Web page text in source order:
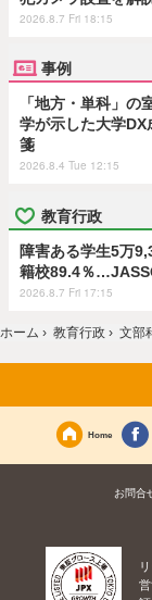
2026.8.7 Fri 18:15
事例
「地方・単科」の
学が示した大学DX
箋
2026.8.4 Tue 12:15
教育行政
障害ある学生5万
籍校89.4％
2026.8.7 Fri 17:15
ホーム › 教育行政 › 文部
Home
お問合